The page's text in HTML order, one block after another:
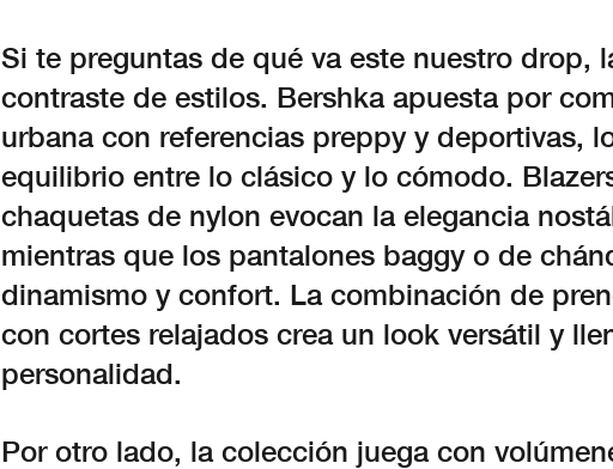
Si te preguntas de qué va este nuestro drop,
contraste de estilos. Bershka apuesta por
urbana con referencias preppy y deportivas,
equilibrio entre lo clásico y lo cómodo.
chaquetas de nylon evocan la elegancia
mientras que los pantalones baggy o de
dinamismo y confort. La combinación de
con cortes relajados crea un look versátil y
personalidad.
Por otro lado, la colección juega con